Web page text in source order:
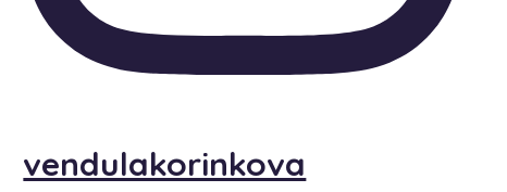
vendulakorinkova